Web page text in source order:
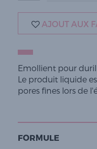
AJOUT AUX
Emollient pour
Le produit liquide
pores fines lors de
FORMULE